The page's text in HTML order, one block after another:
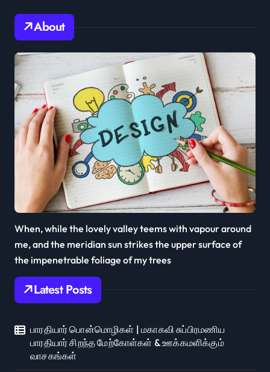
About
When, while the lovely valley teems with vapour around
me, and the meridian sun strikes the upper surface of
the impenetrable foliage of my trees
Latest Posts
பாரதியார் பொன்மொழிகள் | மகாகவி சுப்பிரமணிய
பாரதியார் சிறந்த மேற்கோள்கள் & ஊக்கமளிக்கும்
வாசகங்கள்